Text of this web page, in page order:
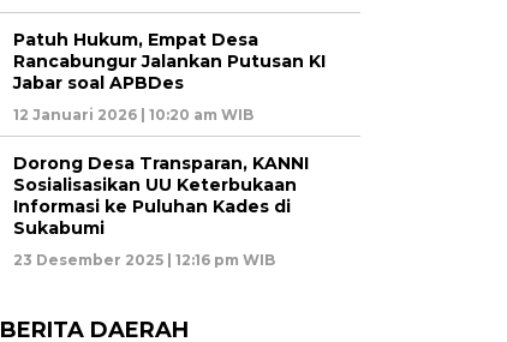
Patuh Hukum, Empat Desa
Rancabungur Jalankan Putusan KI
Jabar soal APBDes
12 Januari 2026 | 10:20 am WIB
Dorong Desa Transparan, KANNI
Sosialisasikan UU Keterbukaan
Informasi ke Puluhan Kades di
Sukabumi
23 Desember 2025 | 12:16 pm WIB
BERITA DAERAH